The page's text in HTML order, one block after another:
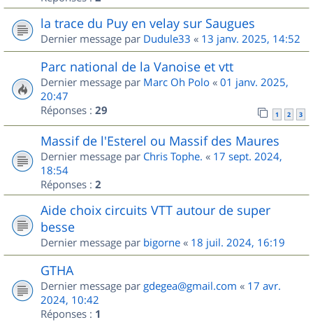
la trace du Puy en velay sur Saugues
Dernier message par Dudule33 « 13 janv. 2025, 14:52
Parc national de la Vanoise et vtt
Dernier message par Marc Oh Polo « 01 janv. 2025,
20:47
Réponses : 29 1 2 3
Massif de l'Esterel ou Massif des Maures
Dernier message par Chris Tophe. « 17 sept. 2024,
18:54
Réponses : 2
Aide choix circuits VTT autour de super
besse
Dernier message par bigorne « 18 juil. 2024, 16:19
GTHA
Dernier message par gdegea@gmail.com « 17 avr.
2024, 10:42
Réponses : 1